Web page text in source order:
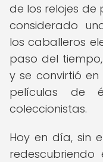
de los relojes de
considerado
los caballeros
paso del
y se convirtió
películas de
coleccionistas.
Hoy en día, sin